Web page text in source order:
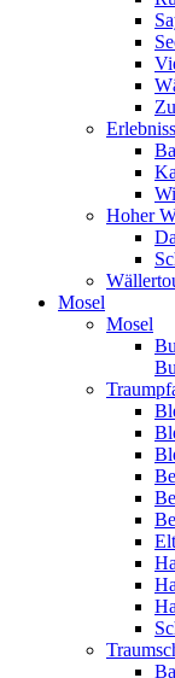
Hoher
Mosel
Mosel